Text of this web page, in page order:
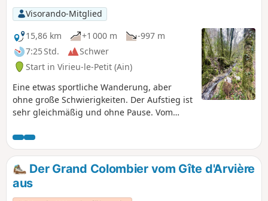
Visorando-Mitglied
15,86 km
+1 000 m
-997 m
7:25 Std.
Schwer
Start in Virieu-le-Petit (Ain)
Eine etwas sportliche Wanderung, aber
ohne große Schwierigkeiten. Der Aufstieg ist
sehr gleichmäßig und ohne Pause. Vom
wunderschönen 360°-Blick.
Der Grand Colombier vom Gîte d'Arvière
aus